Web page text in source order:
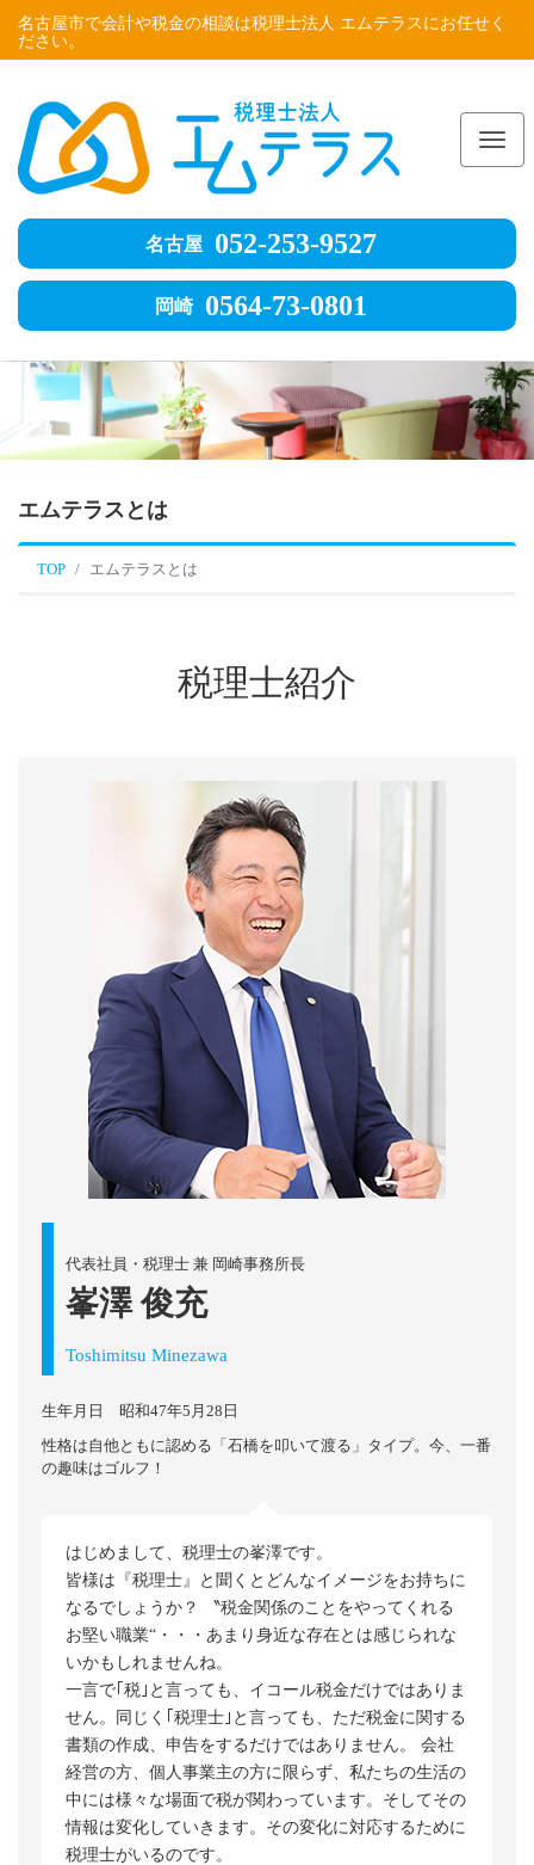
名古屋市で会計や税金の相談は税理士法人 エムテラスにお任せく
ださい。
名古屋 052-253-9527
岡崎 0564-73-0801
エムテラスとは
TOP エムテラスとは
税理士紹介
代表社員・税理士 兼 岡崎事務所長
峯澤 俊充
Toshimitsu Minezawa
生年月日 昭和47年5月28日
性格は自他ともに認める「石橋を叩いて渡る」タイプ。今、一番
の趣味はゴルフ！
はじめまして、税理士の峯澤です。
皆様は『税理士』と聞くとどんなイメージをお持ちに
なるでしょうか？ 〝税金関係のことをやってくれる
お堅い職業“・・・あまり身近な存在とは感じられな
いかもしれませんね。
一言で｢税｣と言っても、イコール税金だけではありま
せん。同じく｢税理士｣と言っても、ただ税金に関する
書類の作成、申告をするだけではありません。 会社
経営の方、個人事業主の方に限らず、私たちの生活の
中には様々な場面で税が関わっています。そしてその
情報は変化していきます。その変化に対応するために
税理士がいるのです。